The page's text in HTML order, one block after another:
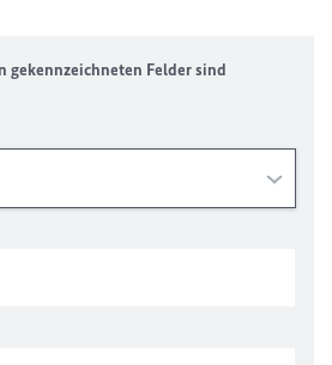
gekennzeichneten Felder sind